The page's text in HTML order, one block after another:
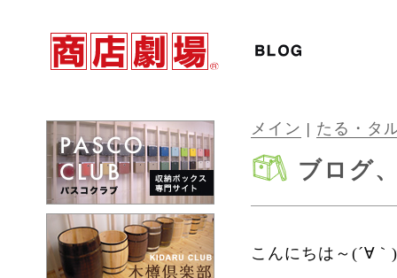
メイン | たる・タ
ブログ
こんにちは～(´∀｀)